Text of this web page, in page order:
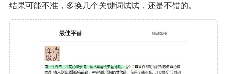
结果可能不准，多换几个关键词试试，还是不错的。